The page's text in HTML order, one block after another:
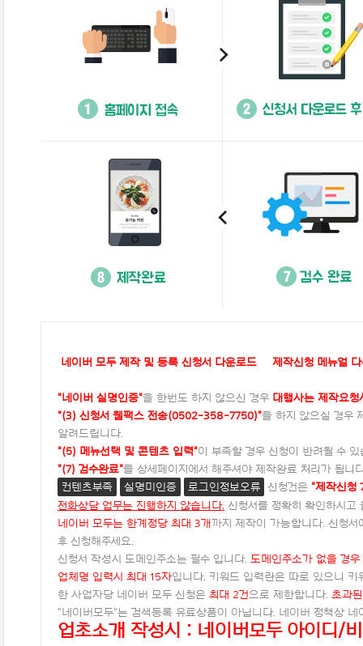
네이버 모두 제작 및 등록 신청서 다운로드 제작신청 메뉴얼
"네이버 실명인증"을 한번도 하지 않으신 경우 대행사는 제작요청
"(3) 신청서 웹팩스 전송(0502-358-7750)"을 하지 않으실 경우
알려드립니다.
"(5) 메뉴선택 및 콘텐츠 입력"이 부족할 경우 신청이 반려될 수 있
"(7) 검수완료"를 상세페이지에서 해주셔야 제작완료 처리가 됩니
컨텐츠부족
실명미인증 로그인정보오류 신청건은 "제작신청
전화상담 업무는 진행하지 않습니다. 신청서를 정확히 확인하시고
네이버 모두는 한계정당 최대 3개까지 제작이 가능합니다. 신청
후 신청해주세요.
신청서 작성시 도메인주소는 필수 입니다. 도메인주소가 없을 경
업체명 입력시 최대 15자입니다. 키워드 입력란은 따로 있으니
한 사업자당 네이버 모두 신청은 최대 2건으로 제한합니다. 초과
"네이버모두"는 검색등록 유료상품이 아닙니다. 네이버 정책상 네
업초소개 작성시 : 네이버모두 아이디/